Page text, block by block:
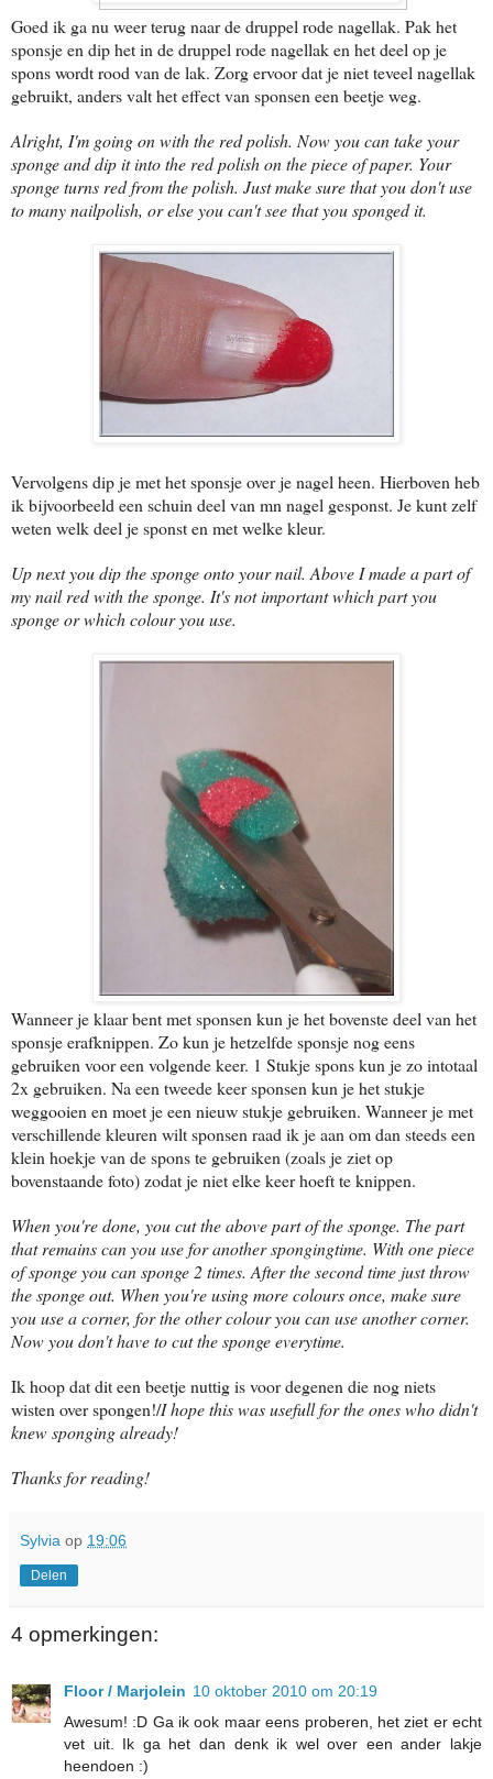
Goed ik ga nu weer terug naar de druppel rode nagellak. Pak het
sponsje en dip het in de druppel rode nagellak en het deel op je
spons wordt rood van de lak. Zorg ervoor dat je niet teveel nagellak
gebruikt, anders valt het effect van sponsen een beetje weg.
Alright, I'm going on with the red polish. Now you can take your
sponge and dip it into the red polish on the piece of paper. Your
sponge turns red from the polish. Just make sure that you don't use
to many nailpolish, or else you can't see that you sponged it.
Vervolgens dip je met het sponsje over je nagel heen. Hierboven heb
ik bijvoorbeeld een schuin deel van mn nagel gesponst. Je kunt zelf
weten welk deel je sponst en met welke kleur.
Up next you dip the sponge onto your nail. Above I made a part of
my nail red with the sponge. It's not important which part you
sponge or which colour you use.
Wanneer je klaar bent met sponsen kun je het bovenste deel van het
sponsje erafknippen. Zo kun je hetzelfde sponsje nog eens
gebruiken voor een volgende keer. 1 Stukje spons kun je zo intotaal
2x gebruiken. Na een tweede keer sponsen kun je het stukje
weggooien en moet je een nieuw stukje gebruiken. Wanneer je met
verschillende kleuren wilt sponsen raad ik je aan om dan steeds een
klein hoekje van de spons te gebruiken (zoals je ziet op
bovenstaande foto) zodat je niet elke keer hoeft te knippen.
When you're done, you cut the above part of the sponge. The part
that remains can you use for another spongingtime. With one piece
of sponge you can sponge 2 times. After the second time just throw
the sponge out. When you're using more colours once, make sure
you use a corner, for the other colour you can use another corner.
Now you don't have to cut the sponge everytime.
Ik hoop dat dit een beetje nuttig is voor degenen die nog niets
wisten over spongen!/I hope this was usefull for the ones who didn't
knew sponging already!
Thanks for reading!
Sylvia op 19:06
Delen
4 opmerkingen:
Floor / Marjolein 10 oktober 2010 om 20:19
Awesum! :D Ga ik ook maar eens proberen, het ziet er echt
vet uit. Ik ga het dan denk ik wel over een ander lakje
heendoen :)